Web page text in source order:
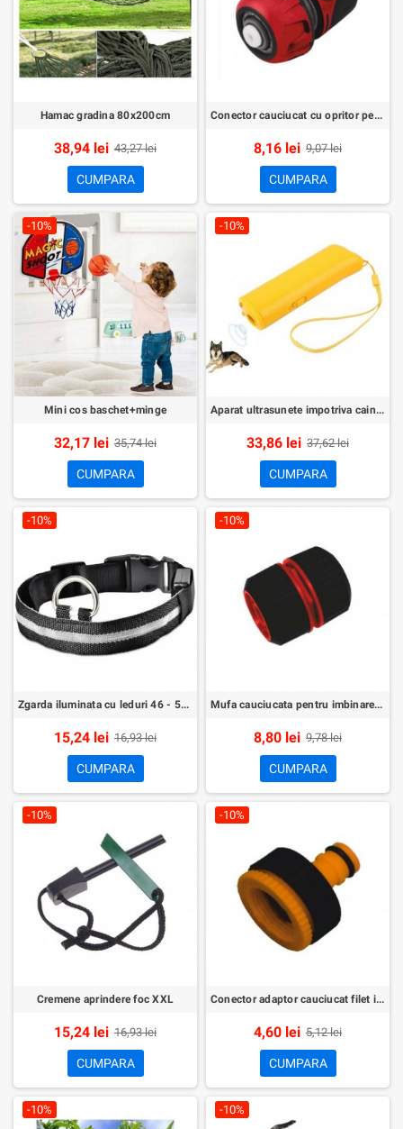
Hamac gradina 80x200cm
38,94 lei 43,27 lei
CUMPARA
Conector cauciucat cu opritor pentru furtun (1/2)
8,16 lei 9,07 lei
CUMPARA
-10%
Mini cos baschet+minge
32,17 lei 35,74 lei
CUMPARA
-10%
Aparat ultrasunete impotriva cainilor agresivi
33,86 lei 37,62 lei
CUMPARA
-10%
Zgarda iluminata cu leduri 46 - 54 cm
15,24 lei 16,93 lei
CUMPARA
-10%
Mufa cauciucata pentru imbinare furtun (1/2-1/2)
8,80 lei 9,78 lei
CUMPARA
-10%
Cremene aprindere foc XXL
15,24 lei 16,93 lei
CUMPARA
-10%
Conector adaptor cauciucat filet interior furtun 1/2x3/4
4,60 lei 5,12 lei
CUMPARA
-10% -10%